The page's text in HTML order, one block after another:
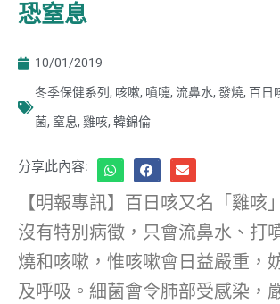
恐窒息
10/01/2019
冬季保健系列 , 咳嗽, 噴嚏, 流鼻水, 發燒, 百日
菌, 窒息, 雞咳, 韓錦倫
分享此內容:
【明報專訊】百日咳又名「雞咳
沒有特別病徵，只會流鼻水、打
燒和咳嗽，惟咳嗽會日益嚴重，
及呼吸。細菌會令肺部受感染，